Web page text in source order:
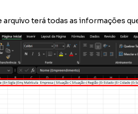
arquivo terá todas as informações